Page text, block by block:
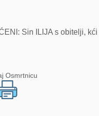
Sin ILIJA s obitelji,
Osmrtnicu